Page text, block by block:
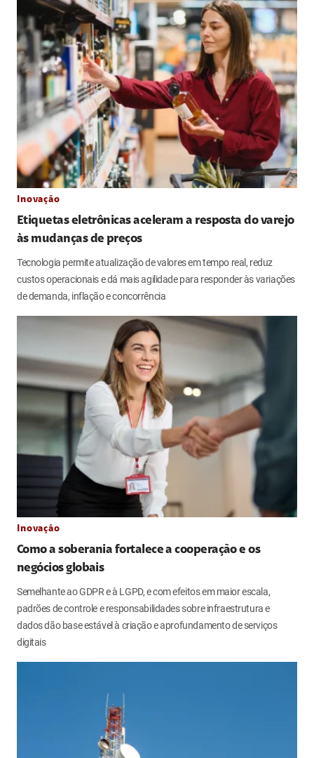
Inovação
Etiquetas eletrônicas aceleram a resposta do varejo
às mudanças de preços
Tecnologia permite atualização de valores em tempo real, reduz
custos operacionais e dá mais agilidade para responder às variações
de demanda, inflação e concorrência
Inovação
Como a soberania fortalece a cooperação e os
negócios globais
Semelhante ao GDPR e à LGPD, e com efeitos em maior escala,
padrões de controle e responsabilidades sobre infraestrutura e
dados dão base estável à criação e aprofundamento de serviços
digitais